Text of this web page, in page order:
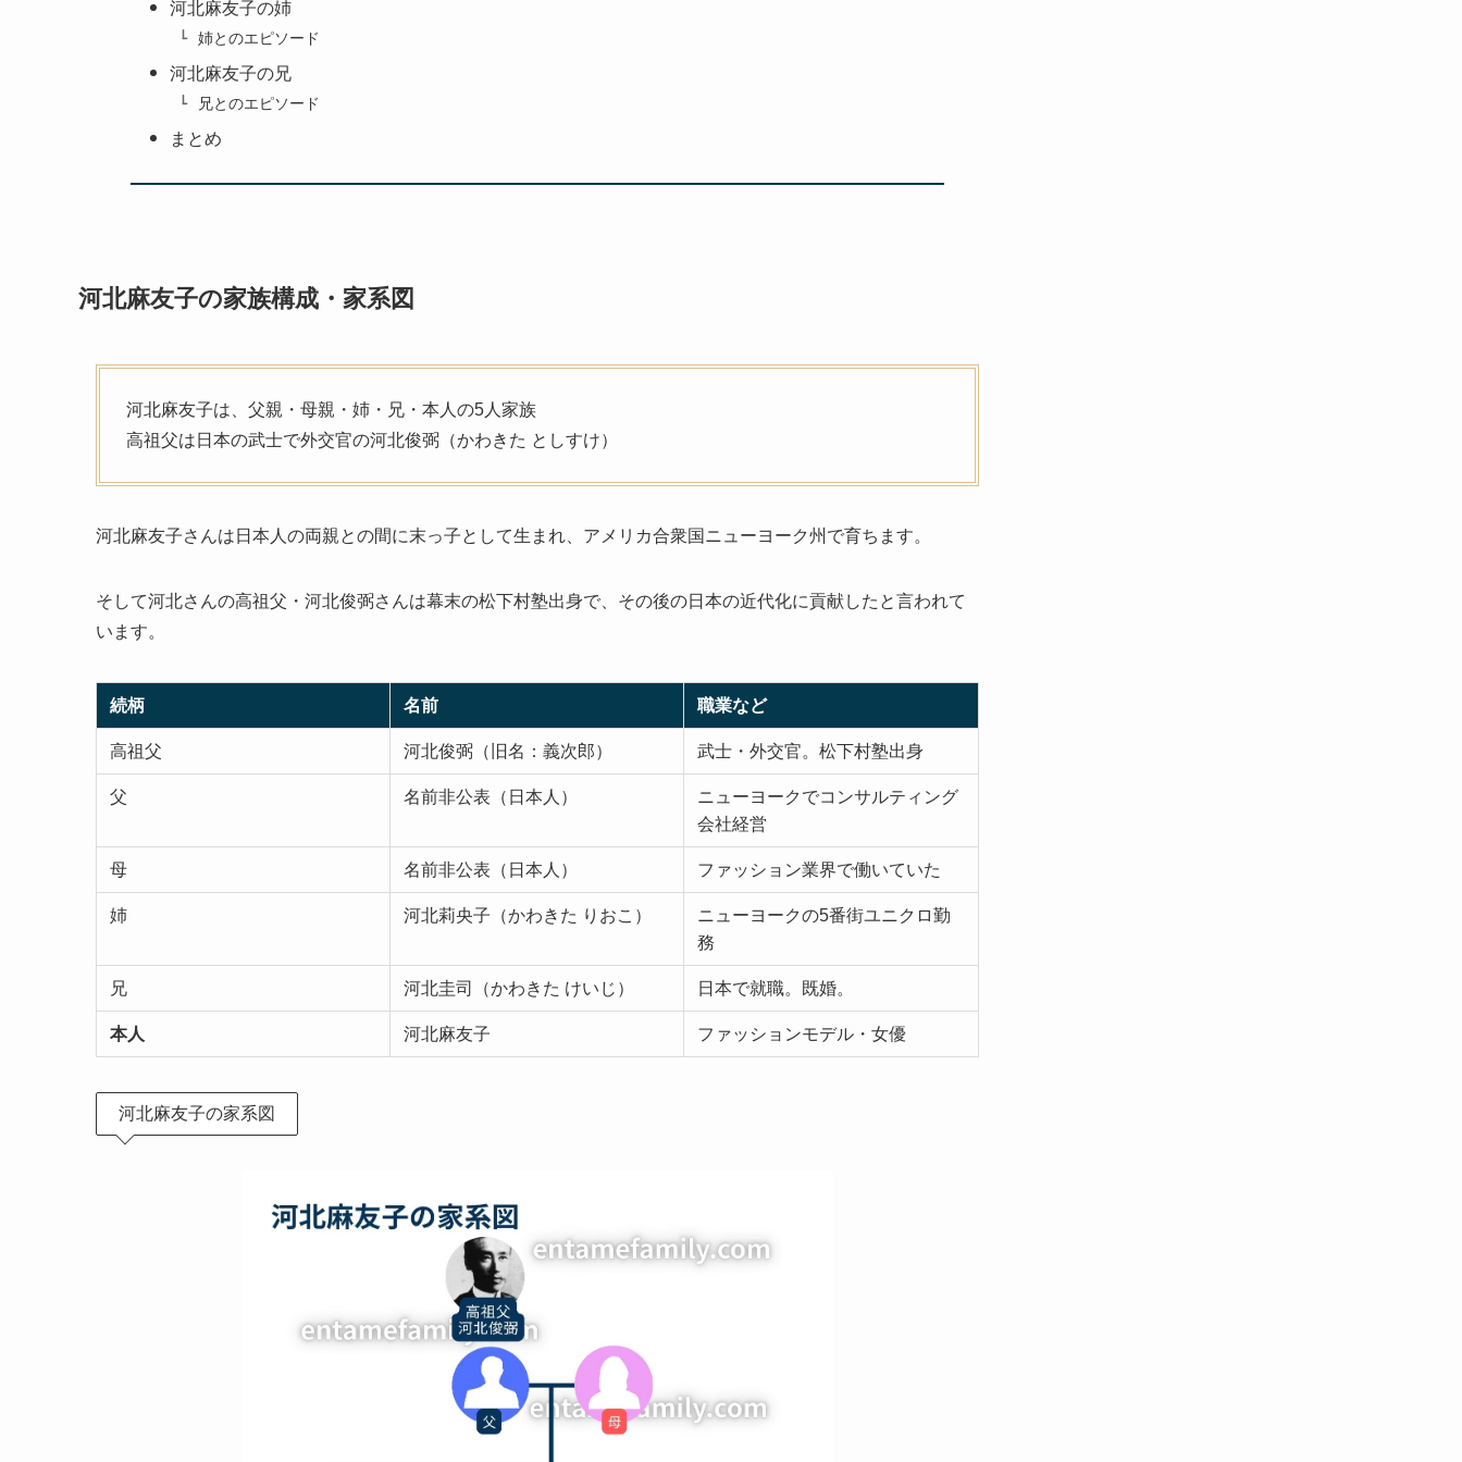
河北麻友子の姉
姉とのエピソード
河北麻友子の兄
兄とのエピソード
まとめ
河北麻友子の家族構成 ・家系図
河北麻友子は、父親・母親・姉・兄・本人の5人家族
高祖父は日本の武士で外交官の河北俊弼（かわきた としすけ）
河北麻友子さんは日本人の両親との間に末っ子として生まれ、アメリカ合衆国ニューヨーク州で育ちます。
そして河北さんの高祖父・河北俊弼さんは幕末の松下村塾出身で、その後の日本の近代化に貢献したと言われて
います。
続柄 名前 職業など
高祖父 河北俊弼（旧名：義次郎） 武士・外交官。松下村塾出身
父 名前非公表（日本人）
ニューヨークでコンサルティング
会社経営
母 名前非公表（日本人） ファッション業界で働いていた
姉 河北莉央子（かわきた りおこ）
ニューヨークの5番街ユニクロ勤
務
兄 河北圭司（かわきた けいじ） 日本で就職。既婚。
本人 河北麻友子 ファッションモデル・女優
河北麻友子の家系図